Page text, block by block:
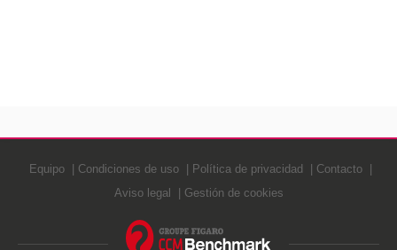
Equipo Condiciones de uso Política de privacidad
Contacto
Aviso legal
Gestión de cookies